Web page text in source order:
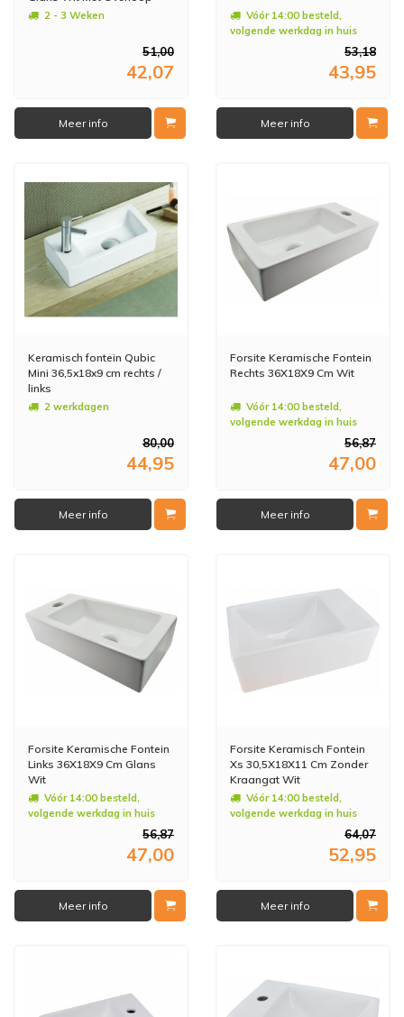
2 - 3 Weken
51,00
42,07
Meer info
Vóór 14:00 besteld,
volgende werkdag in huis
53,18
43,95
Meer info
Keramisch fontein Qubic
Mini 36,5x18x9 cm rechts /
links
2 werkdagen
80,00
44,95
Meer info
Forsite Keramische Fontein
Rechts 36X18X9 Cm Wit
Vóór 14:00 besteld,
volgende werkdag in huis
56,87
47,00
Meer info
Forsite Keramische Fontein
Links 36X18X9 Cm Glans
Wit
Vóór 14:00 besteld,
volgende werkdag in huis
56,87
47,00
Meer info
Forsite Keramisch Fontein
Xs 30,5X18X11 Cm Zonder
Kraangat Wit
Vóór 14:00 besteld,
volgende werkdag in huis
64,07
52,95
Meer info